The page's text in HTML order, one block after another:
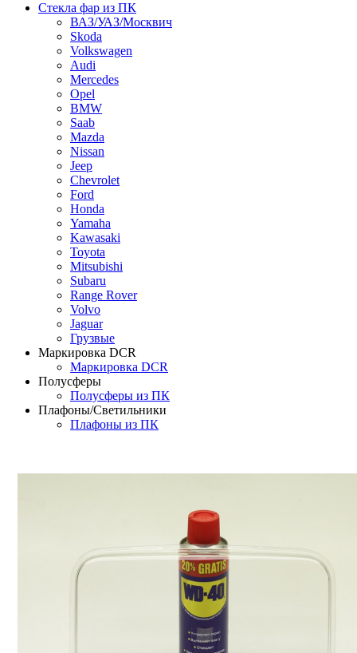
Стекла фар из ПК
ВАЗ/УАЗ/Москвич
Skoda
Volkswagen
Audi
Mercedes
Opel
BMW
Saab
Mazda
Nissan
Jeep
Chevrolet
Ford
Honda
Yamaha
Kawasaki
Toyota
Mitsubishi
Subaru
Range Rover
Volvo
Jaguar
Грузвые
Маркировка DCR
Маркировка DCR
Полусферы
Полусферы из ПК
Плафоны/Светильники
Плафоны из ПК